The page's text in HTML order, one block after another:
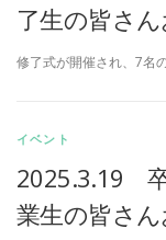
了生の皆さ
修了式が開催され、7名
イベント
2025.3.19
業生の皆さ